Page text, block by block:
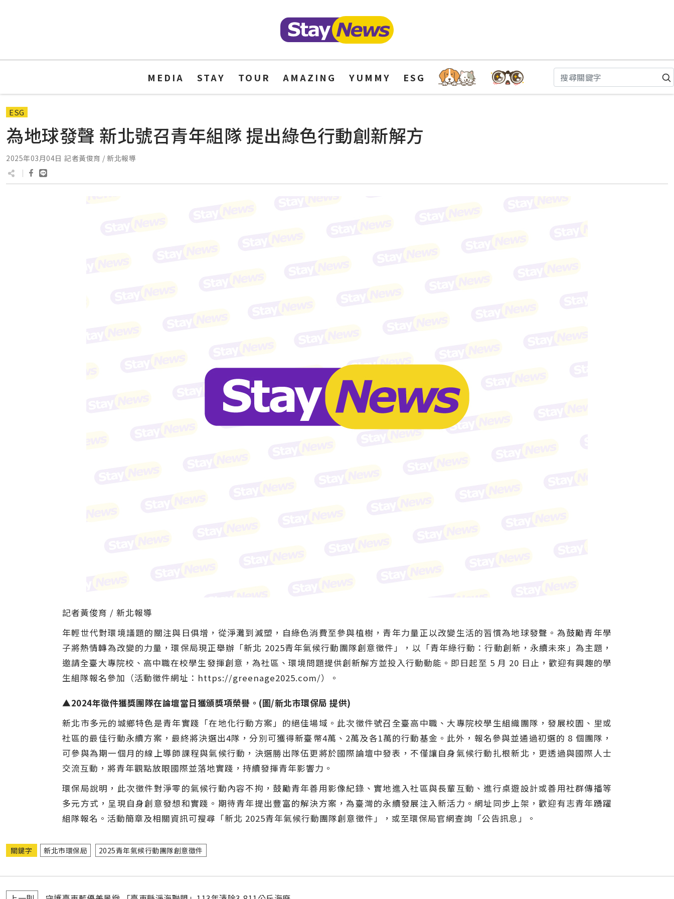
MEDIA STAY TOUR AMAZING YUMMY ESG
ESG
為地球發聲 新北號召青年組隊 提出綠色行動創新解方
2025年03月04日 記者黃俊育 / 新北報導
記者黃俊育 / 新北報導
年輕世代對環境議題的關注與日俱增，從淨灘到減塑，自綠色消費至參與植樹，青年力量正以改變生活的習慣為地球發聲。為鼓勵青年學
子將熱情轉為改變的力量，環保局現正舉辦「新北 2025青年氣候行動團隊創意徵件」，以「青年綠行動：行動創新，永續未來」為主題，
邀請全臺大專院校、高中職在校學生發揮創意，為社區、環境問題提供創新解方並投入行動動能。即日起至 5 月 20 日止，歡迎有興趣的學
生組隊報名參加（活動徵件網址：https://greenage2025.com/）。
▲2024年徵件獲獎團隊在論壇當日獲頒獎項榮譽。(圖/新北市環保局 提供)
新北市多元的城鄉特色是青年實踐「在地化行動方案」的絕佳場域。此次徵件號召全臺高中職、大專院校學生組織團隊，發展校園、里或
社區的最佳行動永續方案，最終將決選出4隊，分別可獲得新臺幣4萬、2萬及各1萬的行動基金。此外，報名參與並通過初選的 8 個團隊，
可參與為期一個月的線上導師課程與氣候行動，決選勝出隊伍更將於國際論壇中發表，不僅讓自身氣候行動扎根新北，更透過與國際人士
交流互動，將青年觀點放眼國際並落地實踐，持續發揮青年影響力。
環保局說明，此次徵件對淨零的氣候行動內容不拘，鼓勵青年善用影像紀錄、實地進入社區與長輩互動、進行桌遊設計或善用社群傳播等
多元方式，呈現自身創意發想和實踐。期待青年提出豐富的解決方案，為臺灣的永續發展注入新活力。網址同步上架，歡迎有志青年踴躍
組隊報名。活動簡章及相關資訊可搜尋「新北 2025青年氣候行動團隊創意徵件」，或至環保局官網查詢「公告訊息」。
關鍵字 新北市環保局 2025青年氣候行動團隊創意徵件